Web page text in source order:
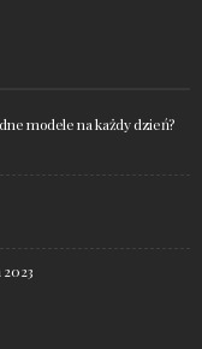
modele na każdy dzień?